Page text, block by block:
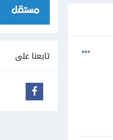
تابعنا على